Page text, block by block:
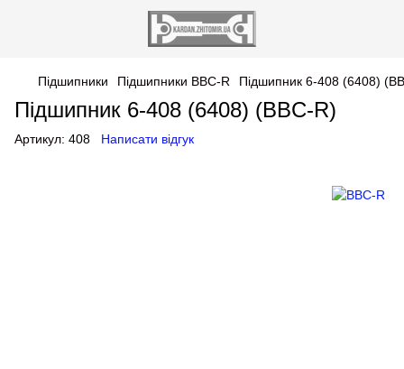
Підшипники Підшипники BBC-R Підшипник 6-408 (6408)
Підшипник 6-408 (6408) (BBC-R)
Артикул: 408 Написати відгук